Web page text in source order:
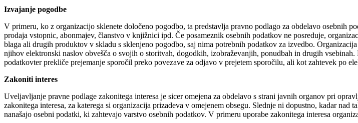
Izvajanje pogodbe
V primeru, ko z organizacijo sklenete določeno pogodbo, ta predstavlja pravno podlago za obdelavo osebnih
prodaja vstopnic, abonmajev, članstvo v knjižnici ipd. Če posameznik osebnih podatkov ne posreduje,
blaga ali drugih produktov v skladu s sklenjeno pogodbo, saj nima potrebnih podatkov za izvedbo.
njihov elektronski naslov obvešča o svojih o storitvah, dogodkih, izobraževanjih, ponudbah in drugih
podatkovter prekliče prejemanje sporočil preko povezave za odjavo v prejetem sporočilu, ali kot zahtevek po
Zakoniti interes
Uveljavljanje pravne podlage zakonitega interesa je sicer omejena za obdelavo s strani javnih organov pri
zakonitega interesa, za katerega si organizacija prizadeva v omejenem obsegu. Slednje ni dopustno, kadar
nanašajo osebni podatki, ki zahtevajo varstvo osebnih podatkov. V primeru uporabe zakonitega interesa